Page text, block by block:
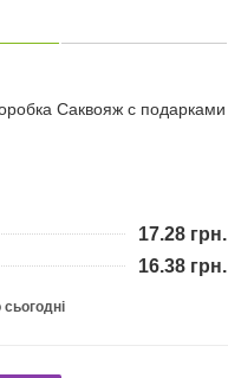
Саквояж с подарками
17.28грн.
16.38грн.